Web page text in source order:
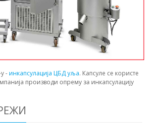
-инкапсулација ЦБД уља. Капсуле се користе
производи опрему за инкапсулацију